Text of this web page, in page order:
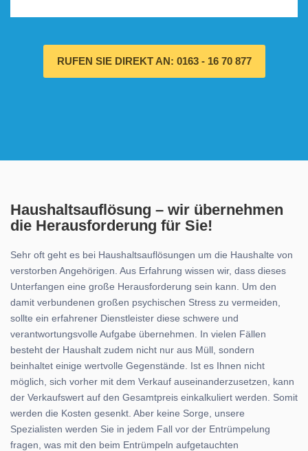
RUFEN SIE DIREKT AN: 0163 - 16 70 877
Haushaltsauflösung – wir übernehmen
die Herausforderung für Sie!
Sehr oft geht es bei Haushaltsauflösungen um die Haushalte von
verstorben Angehörigen. Aus Erfahrung wissen wir, dass dieses
Unterfangen eine große Herausforderung sein kann. Um den
damit verbundenen großen psychischen Stress zu vermeiden,
sollte ein erfahrener Dienstleister diese schwere und
verantwortungsvolle Aufgabe übernehmen. In vielen Fällen
besteht der Haushalt zudem nicht nur aus Müll, sondern
beinhaltet einige wertvolle Gegenstände. Ist es Ihnen nicht
möglich, sich vorher mit dem Verkauf auseinanderzusetzen, kann
der Verkaufswert auf den Gesamtpreis einkalkuliert werden. Somit
werden die Kosten gesenkt. Aber keine Sorge, unsere
Spezialisten werden Sie in jedem Fall vor der Entrümpelung
fragen, was mit den beim Entrümpeln aufgetauchten